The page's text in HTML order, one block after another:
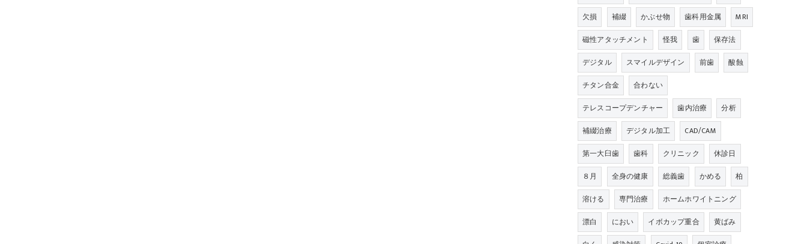
欠損
補綴 かぶせ物 歯科用金属
MRI
磁性アタッチメント
怪我 歯
保存法
デジタル
スマイルデザイン 前歯
酸蝕
チタン合金
合わない
テレスコープデンチャー
歯内治療
分析
補綴治療
デジタル加工
CAD/CAM
第一大臼歯
歯科 クリニック
休診日
８月
全身の健康 総義歯 かめる
柏
溶ける
専門治療
ホームホワイトニング
漂白
におい イボカップ重合
黄ばみ